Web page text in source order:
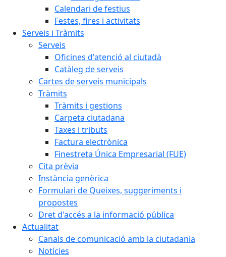
Calendari de festius
Festes, fires i activitats
Serveis i Tràmits
Serveis
Oficines d'atenció al ciutadà
Catàleg de serveis
Cartes de serveis municipals
Tràmits
Tràmits i gestions
Carpeta ciutadana
Taxes i tributs
Factura electrònica
Finestreta Única Empresarial (FUE)
Cita prèvia
Instància genèrica
Formulari de Queixes, suggeriments i
propostes
Dret d'accés a la informació pública
Actualitat
Canals de comunicació amb la ciutadania
Notícies